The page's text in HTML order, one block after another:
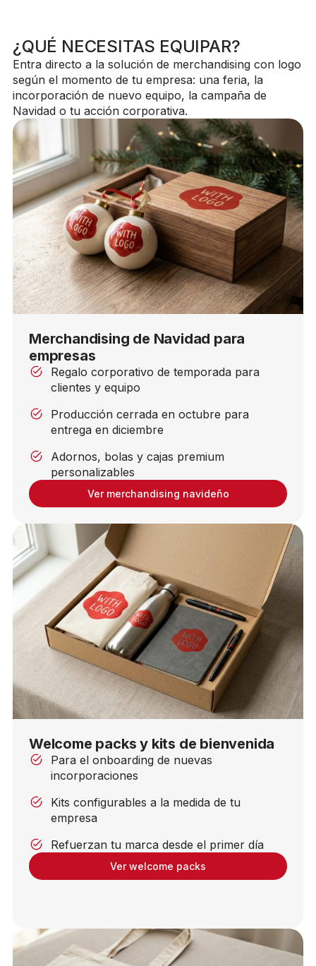
Merchandising de Navidad para
empresas
Regalo corporativo de temporada para
clientes y equipo
Producción cerrada en octubre para
entrega en diciembre
Adornos, bolas y cajas premium
personalizables
Ver merchandising navideño
Welcome packs y kits de bienvenida
Para el onboarding de nuevas
incorporaciones
Kits configurables a la medida de tu
empresa
Refuerzan tu marca desde el primer día
Ver welcome packs
¿QUÉ NECESITAS EQUIPAR?
Entra directo a la solución de merchandising con logo
según el momento de tu empresa: una feria, la
incorporación de nuevo equipo, la campaña de
Navidad o tu acción corporativa.